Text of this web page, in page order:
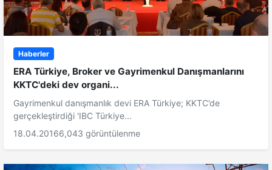
Haberler
ERA Türkiye, Broker ve Gayrimenkul Danışmanlarını
KKTC'deki dev organi...
Gayrimenkul danışmanlık devi ERA Türkiye; KKTC’de
gerçekleştirdiği 'IBC Türkiye...
18.04.20166,043 görüntülenme